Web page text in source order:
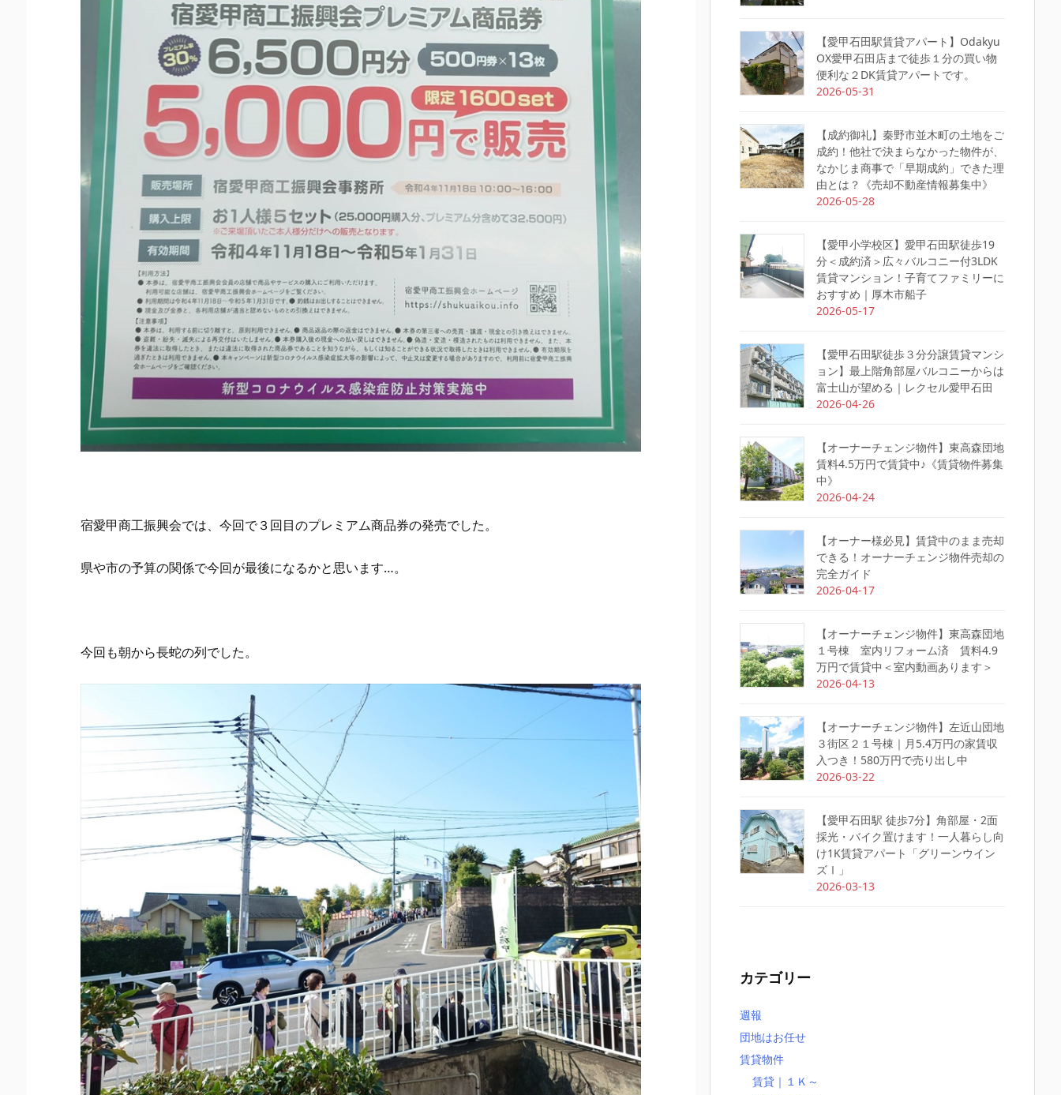
宿愛甲商工振興会では、今回で３回目のプレミアム商品券の発売でした。
県や市の予算の関係で今回が最後になるかと思います…。
今回も朝から長蛇の列でした。
【愛甲石田駅賃貸アパート】Odakyu
OX愛甲石田店まで徒歩１分の買い物
便利な２DK賃貸アパートです。
2026-05-31
【成約御礼】秦野市並木町の土地をご
成約！他社で決まらなかった物件が、
なかじま商事で「早期成約」できた理
由とは？《売却不動産情報募集中》
2026-05-28
【愛甲小学校区】愛甲石田駅徒歩19
分＜成約済＞広々バルコニー付3LDK
賃貸マンション！子育てファミリーに
おすすめ｜厚木市船子
2026-05-17
【愛甲石田駅徒歩３分分譲賃貸マンシ
ョン】最上階角部屋バルコニーからは
富士山が望める｜レクセル愛甲石田
2026-04-26
【オーナーチェンジ物件】東高森団地
賃料4.5万円で賃貸中♪《賃貸物件募集
中》
2026-04-24
【オーナー様必見】賃貸中のまま売却
できる！オーナーチェンジ物件売却の
完全ガイド
2026-04-17
【オーナーチェンジ物件】東高森団地
１号棟 室内リフォーム済 賃料4.9
万円で賃貸中＜室内動画あります＞
2026-04-13
【オーナーチェンジ物件】左近山団地
３街区２１号棟｜月5.4万円の家賃収
入つき！580万円で売り出し中
2026-03-22
【愛甲石田駅 徒歩7分】角部屋・2面
採光・バイク置けます！一人暮らし向
け1K賃貸アパート「グリーンウイン
ズⅠ」
2026-03-13
カテゴリー
週報
団地はお任せ
賃貸物件
賃貸｜１Ｋ～